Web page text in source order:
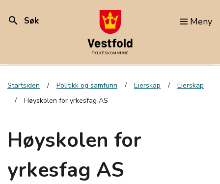
search Søk Meny
Startsiden Politikk og samfunn Eierskap
Eierskap
Høyskolen for yrkesfag AS
Høyskolen for
yrkesfag AS